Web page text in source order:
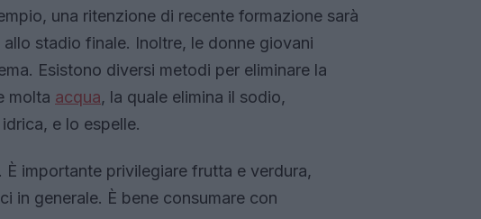
una ritenzione di recente formazione sarà
stadio finale. Inoltre, le donne giovani
Esistono diversi metodi per eliminare la
molta acqua, la quale elimina il sodio,
e lo espelle.
importante privilegiare frutta e verdura,
in generale. È bene consumare con